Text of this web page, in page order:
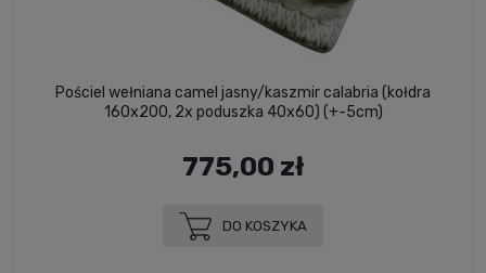
Pościel wełniana camel jasny/kaszmir calabria (kołdra
160x200, 2x poduszka 40x60) (+-5cm)
775,00 zł
DO KOSZYKA